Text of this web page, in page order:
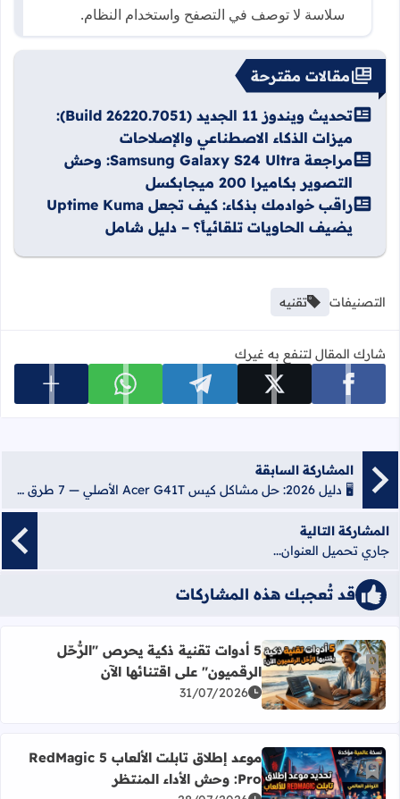
سلاسة لا توصف في التصفح واستخدام النظام.
مقالات مقترحة
تحديث ويندوز 11 الجديد (Build 26220.7051):
ميزات الذكاء الاصطناعي والإصلاحات
مراجعة Samsung Galaxy S24 Ultra: وحش
التصوير بكاميرا 200 ميجابكسل
راقب خوادمك بذكاء: كيف تجعل Uptime Kuma
يضيف الحاويات تلقائياً؟ – دليل شامل
التصنيفات تقنيه
شارك المقال لتنفع به غيرك
شارك على facebook شارك على x شارك على telegram شارك على whatsapp عرض
المشاركة السابقة
🖥️ دليل 2026: حل مشاكل كيس Acer G41T الأصلي — 7 طرق سهلة وفعالة من الألف للياء
المشاركة التالية
جاري تحميل العنوان...
قد تُعجبك هذه المشاركات
أضف إلى العلامات المرجعية
اقرأ المزيد عن 5 أدوات تقنية ذكية يحرص "الرُّحّل الرقميون" على اقتنائها الآن
5 أدوات تقنية ذكية يحرص "الرُّحّل
الرقميون" على اقتنائها الآن
31/07/2026
أضف إلى العلامات المرجعية
اقرأ المزيد عن موعد إطلاق تابلت الألعاب RedMagic 5 Pro: وحش الأداء المنتظر
موعد إطلاق تابلت الألعاب RedMagic 5
Pro: وحش الأداء المنتظر